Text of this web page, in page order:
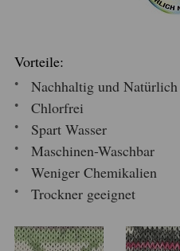
Vorteile:
Nachhaltig und Natürlich
Chlorfrei
Spart Wasser
Maschinen-Waschbar
Weniger Chemikalien
Trockner geeignet